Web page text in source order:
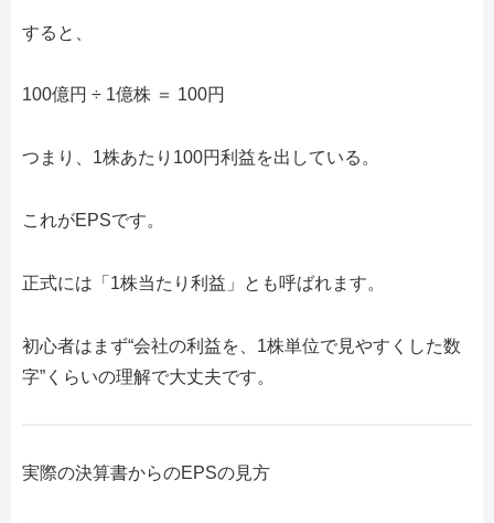
すると、
100億円 ÷ 1億株 ＝ 100円
つまり、1株あたり100円利益を出している。
これがEPSです。
正式には「1株当たり利益」とも呼ばれます。
初心者はまず“会社の利益を、1株単位で見やすくした数
字”くらいの理解で大丈夫です。
実際の決算書からのEPSの見方